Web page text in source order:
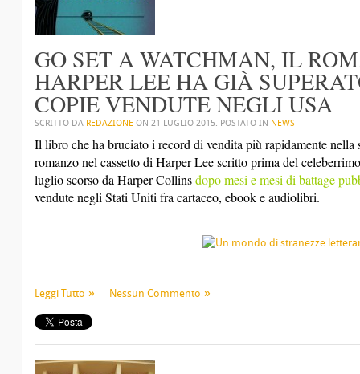
GO SET A WATCHMAN, IL
HARPER LEE HA GIÀ
COPIE VENDUTE NEGLI USA
SCRITTO DA REDAZIONE ON 21 LUGLIO 2015. POSTATO IN NEWS
Il libro che ha bruciato i record di vendita più rapidamente
romanzo nel cassetto di Harper Lee scritto prima del
luglio scorso da Harper Collinsdopo mesi e mesi di battage
vendute negli Stati Uniti fra cartaceo, ebook e audiolibri.
Leggi Tutto Nessun Commento